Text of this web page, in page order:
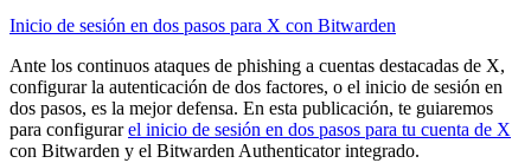
Inicio de sesión en dos pasos para X con Bitwarden
Ante los continuos ataques de phishing a cuentas destacadas de X,
configurar la autenticación de dos factores, o el inicio de sesión en
dos pasos, es la mejor defensa. En esta publicación, te guiaremos
para configurarel inicio de sesión en dos pasos para tu cuenta de X
con Bitwarden y el Bitwarden Authenticator integrado.